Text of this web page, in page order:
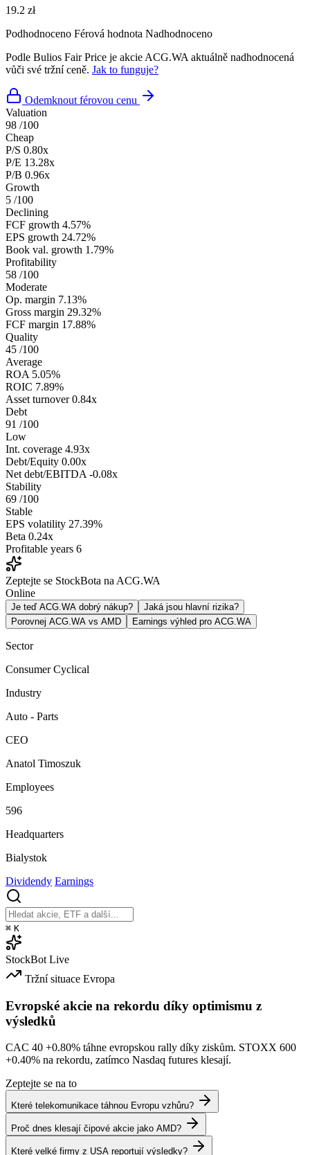
19.2 zł
Podhodnoceno Férová hodnota Nadhodnoceno
Podle Bulios Fair Price je akcie ACG.WA aktuálně nadhodnocená
vůči své tržní ceně. Jak to funguje?
Odemknout férovou cenu
Valuation
98 /100
Cheap
P/S 0.80x
P/E 13.28x
P/B 0.96x
Growth
5 /100
Declining
FCF growth 4.57%
EPS growth 24.72%
Book val. growth 1.79%
Profitability
58 /100
Moderate
Op. margin 7.13%
Gross margin 29.32%
FCF margin 17.88%
Quality
45 /100
Average
ROA 5.05%
ROIC 7.89%
Asset turnover 0.84x
Debt
91 /100
Low
Int. coverage 4.93x
Debt/Equity 0.00x
Net debt/EBITDA -0.08x
Stability
69 /100
Stable
EPS volatility 27.39%
Beta 0.24x
Profitable years 6
Zeptejte se StockBota na ACG.WA
Online
Je teď ACG.WA dobrý nákup?
Jaká jsou hlavní rizika?
Porovnej ACG.WA vs AMD
Earnings výhled pro ACG.WA
Sector
Consumer Cyclical
Industry
Auto - Parts
CEO
Anatol Timoszuk
Employees
596
Headquarters
Bialystok
Dividendy Earnings
⌘ K
StockBot Live
Tržní situace Evropa
Evropské akcie na rekordu díky optimismu z
výsledků
CAC 40 +0.80% táhne evropskou rally díky ziskům. STOXX 600
+0.40% na rekordu, zatímco Nasdaq futures klesají.
Zeptejte se na to
Které telekomunikace táhnou Evropu vzhůru?
Proč dnes klesají čipové akcie jako AMD?
Které velké firmy z USA reportují výsledky?